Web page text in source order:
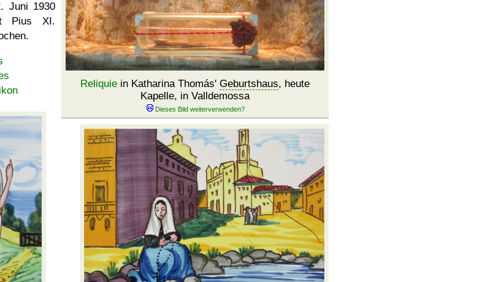
Reliquie in Katharina Thomás' Geburtshaus, heute
Kapelle, in Valldemossa
Juni 1930
Pius XI.